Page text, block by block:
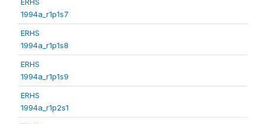
1994a_r1p1s7
ERHS
1994a_r1p1s8
ERHS
1994a_r1p1s9
ERHS
1994a_r1p2s1